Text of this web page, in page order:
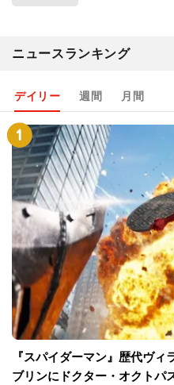
ニュースランキング
デイリー 週間 月間
『スパイダーマン』歴代ヴ
ブリンにドクター・オクトパ